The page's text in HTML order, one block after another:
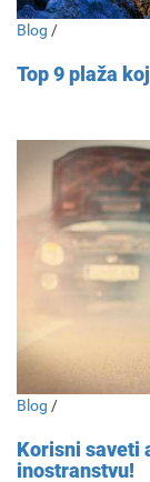
Blog /
Top 9 plaža
Blog /
Korisni saveti
inostranstvu!